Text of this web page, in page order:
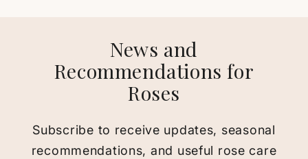
News and
Recommendations for
Roses
Subscribe to receive updates, seasonal
recommendations, and useful rose care